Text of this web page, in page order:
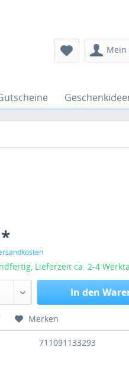
Mein
Lieferzeit ca. 2-4
In den
Merken
711091133293